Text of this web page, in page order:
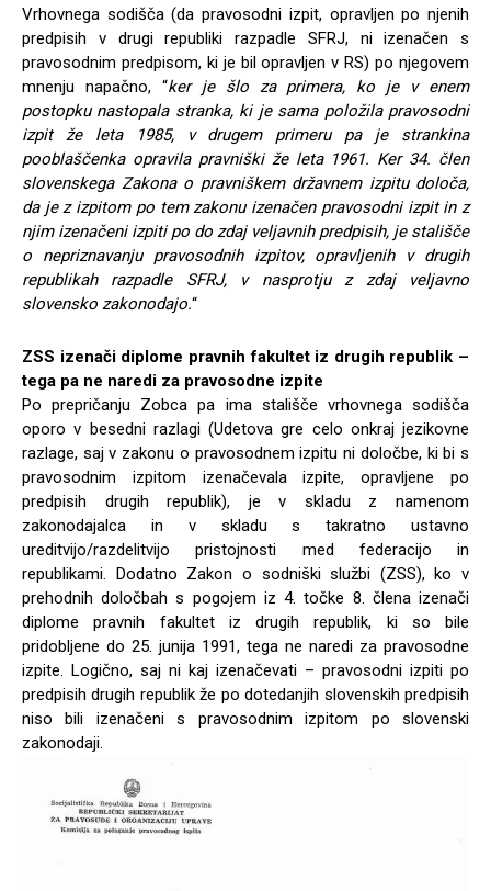
Vrhovnega sodišča (da pravosodni izpit, opravljen po njenih
predpisih v drugi republiki razpadle SFRJ, ni izenačen s
pravosodnim predpisom, ki je bil opravljen v RS) po njegovem
mnenju napačno, “ker je šlo za primera, ko je v enem
postopku nastopala stranka, ki je sama položila pravosodni
izpit že leta 1985, v drugem primeru pa je strankina
pooblaščenka opravila pravniški že leta 1961. Ker 34. člen
slovenskega Zakona o pravniškem državnem izpitu določa,
da je z izpitom po tem zakonu izenačen pravosodni izpit in z
njim izenačeni izpiti po do zdaj veljavnih predpisih, je stališče
o nepriznavanju pravosodnih izpitov, opravljenih v drugih
republikah razpadle SFRJ, v nasprotju z zdaj veljavno
slovensko zakonodajo.“
ZSS izenači diplome pravnih fakultet iz drugih republik –
tega pa ne naredi za pravosodne izpite
Po prepričanju Zobca pa ima stališče vrhovnega sodišča
oporo v besedni razlagi (Udetova gre celo onkraj jezikovne
razlage, saj v zakonu o pravosodnem izpitu ni določbe, ki bi s
pravosodnim izpitom izenačevala izpite, opravljene po
predpisih drugih republik), je v skladu z namenom
zakonodajalca in v skladu s takratno ustavno
ureditvijo/razdelitvijo pristojnosti med federacijo in
republikami. Dodatno Zakon o sodniški službi (ZSS), ko v
prehodnih določbah s pogojem iz 4. točke 8. člena izenači
diplome pravnih fakultet iz drugih republik, ki so bile
pridobljene do 25. junija 1991, tega ne naredi za pravosodne
izpite. Logično, saj ni kaj izenačevati – pravosodni izpiti po
predpisih drugih republik že po dotedanjih slovenskih predpisih
niso bili izenačeni s pravosodnim izpitom po slovenski
zakonodaji.